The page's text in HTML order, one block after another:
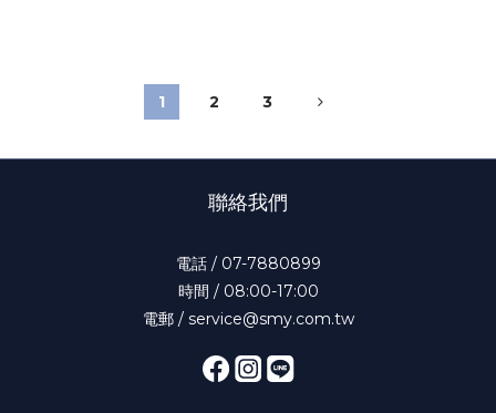
1 2 3
聯絡我們
電話 / 07-7880899
時間 / 08:00-17:00
電郵 / service@smy.com.tw